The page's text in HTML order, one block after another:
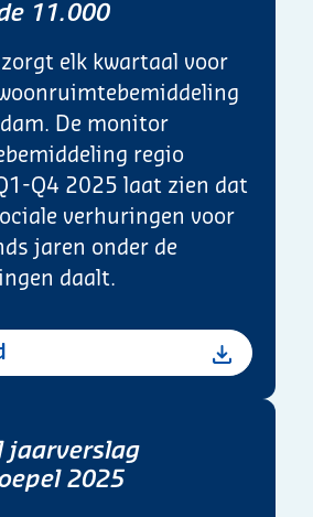
11.000
zorgt elk kwartaal voor
De monitor
regio
Q4 2025 laat zien dat
verhuringen voor
jaren onder de
daalt.
2025